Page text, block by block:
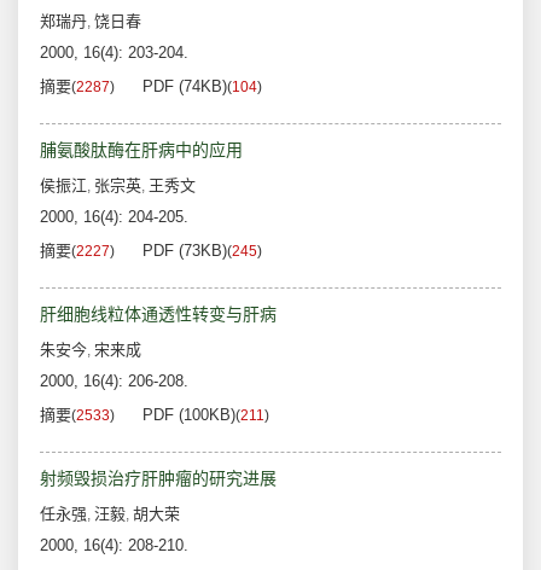
郑瑞丹, 饶日春
2000, 16(4): 203-204.
摘要(2287) PDF (74KB)(104)
脯氨酸肽酶在肝病中的应用
侯振江, 张宗英, 王秀文
2000, 16(4): 204-205.
摘要(2227) PDF (73KB)(245)
肝细胞线粒体通透性转变与肝病
朱安今, 宋来成
2000, 16(4): 206-208.
摘要(2533) PDF (100KB)(211)
射频毁损治疗肝肿瘤的研究进展
任永强, 汪毅, 胡大荣
2000, 16(4): 208-210.